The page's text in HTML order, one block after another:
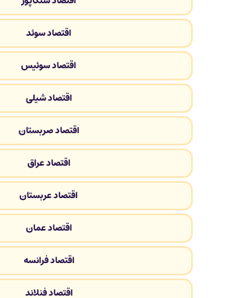
اقتصاد سوئد
اقتصاد سوئیس
اقتصاد شیلی
اقتصاد صربستان
اقتصاد عراق
اقتصاد عربستان
اقتصاد عمان
اقتصاد فرانسه
اقتصاد فنلاند